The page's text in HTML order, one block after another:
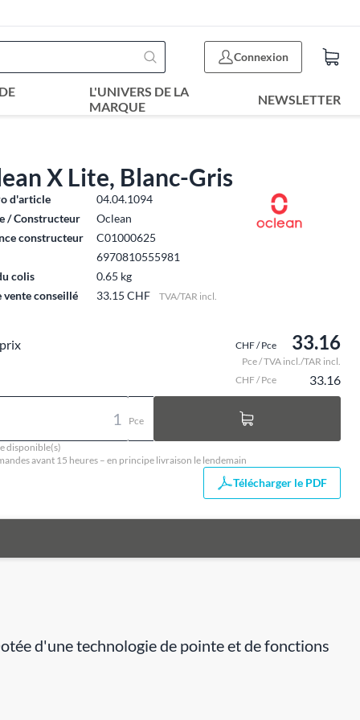
Connexion
L'UNIVERS DE LA
MARQUE
NEWSLETTER
X Lite, Blanc-Gris
d'article
04.04.1094
/ Constructeur
Oclean
constructeur
C01000625
6970810555981
colis
0.65 kg
vente conseillé
33.15 CHF TVA/TAR incl.
CHF / Pce 33.16
Pce / TVA incl./TAR incl.
CHF / Pce
33.16
Pce
disponible(s)
avant 15 heures – en principe livraison le lendemain
Télécharger le PDF
d'une technologie de pointe et de fonctions